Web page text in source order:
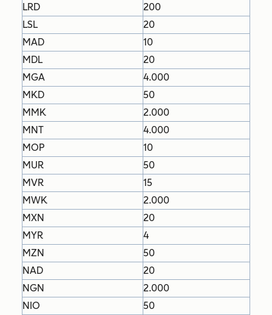
LRD
200
LSL
20
MAD
10
MDL
20
MGA
4.000
MKD
50
MMK
2.000
MNT
4.000
MOP
10
MUR
50
MVR
15
MWK
2.000
MXN
20
MYR
4
MZN
50
NAD
20
NGN
2.000
NIO
50